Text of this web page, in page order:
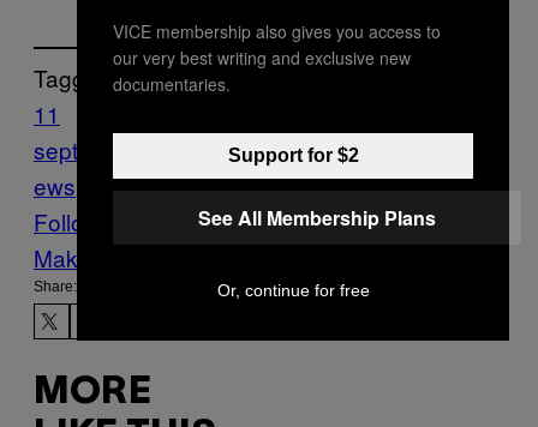
Tagged:
11
septembre
Attentat dessins guantanamo
ews
Vice Blog
Follow Us On Discover
Make Us Preferred In Top Stories
Share:
MORE
VICE membership also gives you access to
our very best writing and exclusive new
documentaries.
Support for $2
See All Membership Plans
Or, continue for free